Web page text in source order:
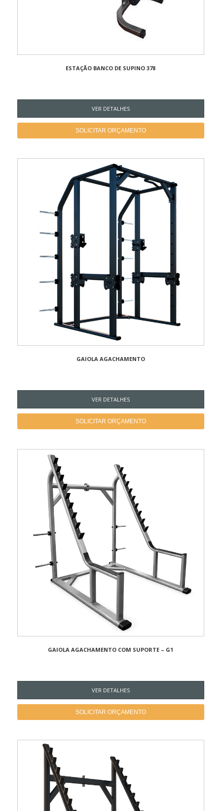
ESTAÇÃO BANCO DE SUPINO 378
VER DETALHES
SOLICITAR ORÇAMENTO
GAIOLA AGACHAMENTO
VER DETALHES
SOLICITAR ORÇAMENTO
GAIOLA AGACHAMENTO COM SUPORTE – G1
VER DETALHES
SOLICITAR ORÇAMENTO